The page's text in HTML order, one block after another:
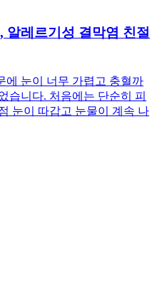
알레르기성 결막염 친절
에 눈이 너무 가렵고 충혈까
습니다. 처음에는 단순히 피
눈이 따갑고 눈물이 계속 나